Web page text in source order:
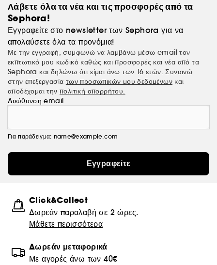
Λάβετε όλα τα νέα και τις προσφορές από τα
Sephora!
Εγγραφείτε στο newsletter των Sephora για να
απολαύσετε όλα τα προνόμια!
Με την εγγραφή, συμφωνώ να λαμβάνω μέσω email τον
εκπτωτικό μου κωδικό καθώς και προσφορές και νέα από τα
Sephora και δηλώνω ότι είμαι άνω των 16 ετών. Συναινώ
στην επεξεργασία των προσωπικών μου δεδομένων και
αποδέχομαι την πολιτική απορρήτου.
Διεύθυνση email
Για παράδειγμα: name@example.com
Εγγραφείτε
Click&Collect
Δωρεάν παραλαβή σε 2 ώρες.
Μάθετε περισσότερα
Δωρεάν μεταφορικά
Με αγορές άνω των 40€